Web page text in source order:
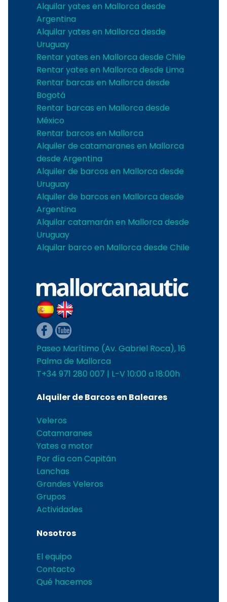
Alquilar yates en Mallorca desde
Argentina
Alquilar yates en Mallorca desde
Uruguay
Rentar yates en Mallorca desde Chile
Rentar yates en Mallorca desde Lima
Rentar barcas en Mallorca desde
Bogotá
Rentar barcas en Mallorca desde
México
Rentar barcos en Mallorca
Alquiler de catamaranes en Mallorca
desde Argentina
Alquiler de barcos en Mallorca desde
Uruguay
Alquiler de barcos en Mallorca desde
Argentina
Alquilar catamarán en Mallorca desde
Uruguay
Alquilar barco en Mallorca desde Chile
Paseo Marítimo (Av. Gabriel Roca), 16
Palma de Mallorca
T+34 971 280 007 | L-V 10:00 a 18:00h
Alquiler de Barcos en Baleares
Veleros
Catamaranes
Yates a motor
Por día con Capitán
Lanchas
Grandes Veleros
Grupos
Actividades
Nosotros
El equipo
Contacto
Qué hacemos